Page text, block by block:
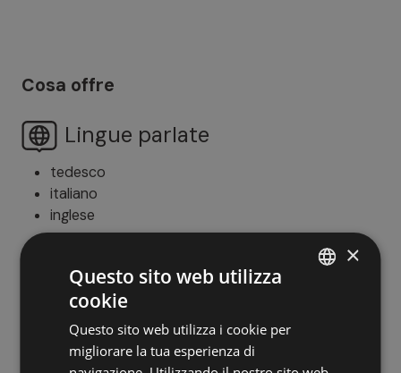
Cosa offre
Lingue parlate
tedesco
italiano
inglese
Trattamento
ENGLISH
×
Questo sito web utilizza
cookie
Questo sito web utilizza i cookie per
migliorare la tua esperienza di